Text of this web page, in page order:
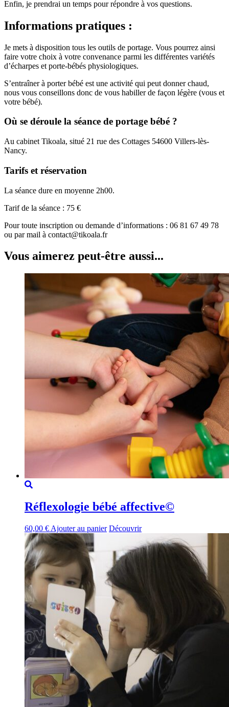
Enfin, je prendrai un temps pour répondre à vos questions.
Informations pratiques :
Je mets à disposition tous les outils de portage. Vous pourrez ainsi
faire votre choix à votre convenance parmi les différentes variétés
d’écharpes et porte-bébés physiologiques.
S’entraîner à porter bébé est une activité qui peut donner chaud,
nous vous conseillons donc de vous habiller de façon légère (vous et
votre bébé).
Où se déroule la séance de portage bébé ?
Au cabinet Tikoala, situé 21 rue des Cottages 54600 Villers-lès-
Nancy.
Tarifs et réservation
La séance dure en moyenne 2h00.
Tarif de la séance : 75 €
Pour toute inscription ou demande d’informations : 06 81 67 49 78
ou par mail à contact@tikoala.fr
Vous aimerez peut-être aussi...
Réflexologie bébé affective©
60,00 € Ajouter au panier Découvrir